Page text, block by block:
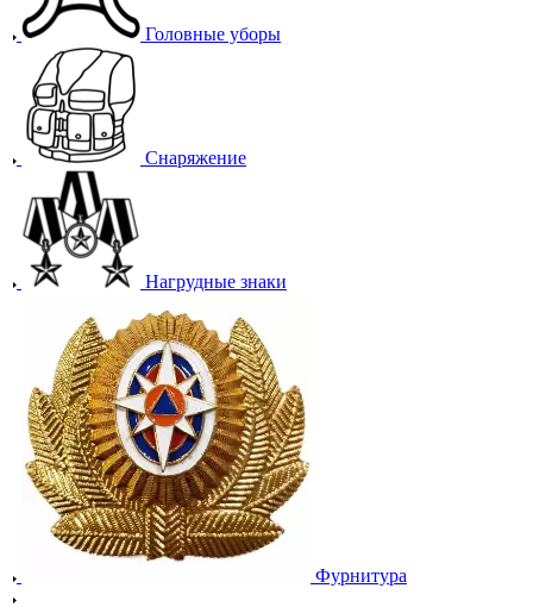
Головные уборы
Снаряжение
Нагрудные знаки
Фурнитура